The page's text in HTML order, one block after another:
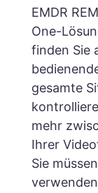
EMDR
One-
finden Sie
gesamte
mehr
Ihrer
Sie